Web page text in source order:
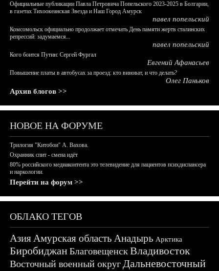
Официальные публикации Павла Петровича Попельского 2023-2025 в Болгарии,
в газетах Тихоокеанская Звезда и Наш Город Амурск
павел попельский
Комсомольск официально продолжает отмечать День памяти жертв сталинских
репрессий: задумаемся...
павел попельский
Кого боится Путин: Сергей Фургал
Евгений Афанасьев
Повышение платы в автобусах за проезд: кто виноват, и что делать?
Олег Паньков
Архив блогов >>
НОВОЕ НА ФОРУМЕ
Трилогия "Китобои" А. Вахова.
Охранник спит - смена идёт
80% российского медиаконтента это телевидение для пациентов психдиспансера
и наркологии.
Перейти на форум >>
ОБЛАКО ТЕГОВ
АзияАмурская область Анадырь Арктика
БиробиджанБлаговещенскВладивосток
Восточный военный округДальневосточный